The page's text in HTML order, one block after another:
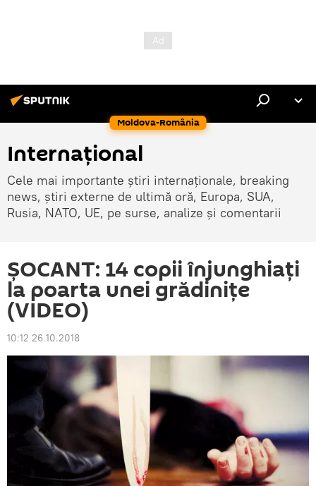
Moldova-România
Internaţional
Cele mai importante știri internaționale, breaking
news, știri externe de ultimă oră, Europa, SUA,
Rusia, NATO, UE, pe surse, analize și comentarii
ȘOCANT: 14 copii înjunghiați
la poarta unei grădinițe
(VIDEO)
10:12 26.10.2018